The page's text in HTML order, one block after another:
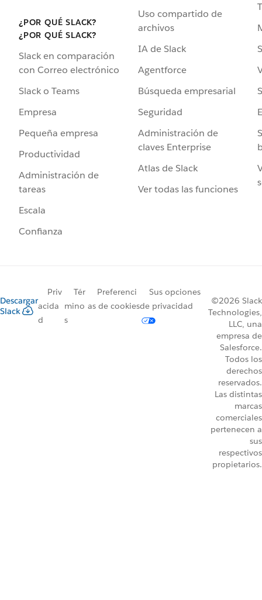
¿POR QUÉ SLACK?
¿POR QUÉ SLACK?
Slack en comparación
con Correo electrónico
Slack o Teams
Empresa
Pequeña empresa
Productividad
Administración de
tareas
Escala
Confianza
Uso compartido de
archivos
IA de Slack
Agentforce
Búsqueda empresarial
Seguridad
Administración de
claves Enterprise
Atlas de Slack
Ver todas las funciones
Descargar
Slack
Priv
acida
d
Tér
mino
s
Preferenci
as de cookies
Sus opciones
de privacidad
©2026 Slack
Technologies,
LLC, una
empresa de
Salesforce.
Todos los
derechos
reservados.
Las distintas
marcas
comerciales
pertenecen a
sus
respectivos
propietarios.